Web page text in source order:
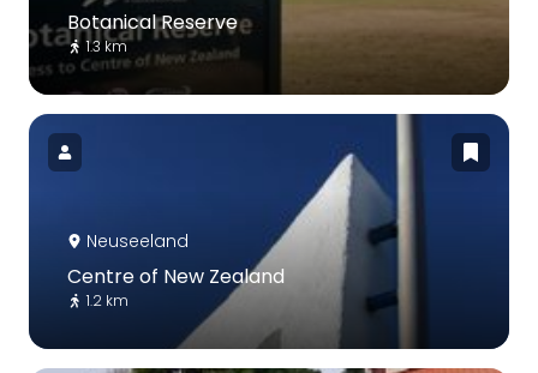
Botanical Reserve
1.3 km
Neuseeland
Centre of New Zealand
1.2 km